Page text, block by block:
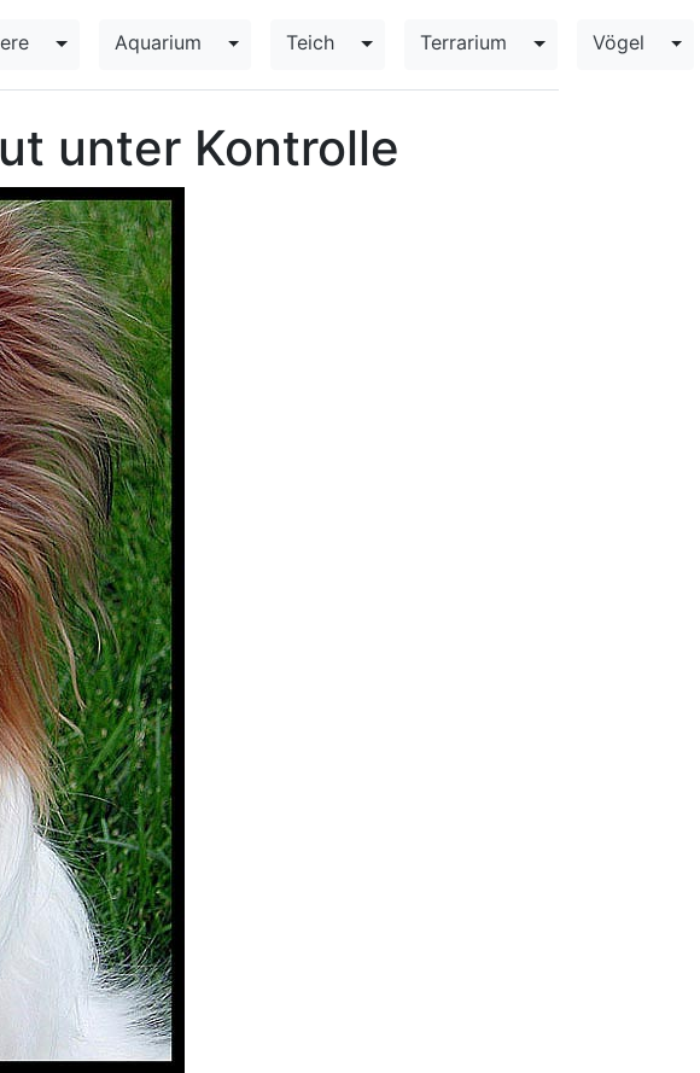
Toggle Dropdown
Aquarium Toggle Dropdown
Teich Toggle Dropdown
Terrarium Toggle Dropdown
Vögel
unter Kontrolle